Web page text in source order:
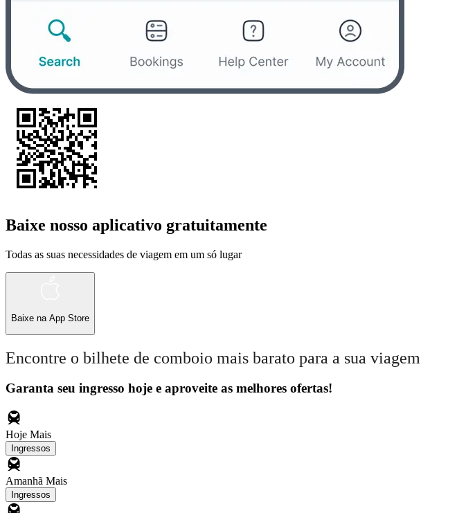
Baixe nosso aplicativo gratuitamente
Todas as suas necessidades de viagem em um só lugar
Baixe na App Store
Encontre o bilhete de comboio mais barato para a sua viagem
Garanta seu ingresso hoje e aproveite as melhores ofertas!
Hoje Mais
Ingressos
Amanhã Mais
Ingressos